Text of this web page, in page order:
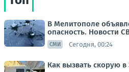
В Мелитополе
опасность. Новости
СМИ Сегодня, 00:24
Как вызвать скорую